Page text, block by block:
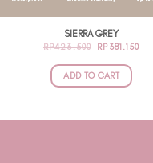
SIERRA GREY
RP423.500
ORIGINAL
WAS:
RP423.500.
RP381.150
ADD TO CART